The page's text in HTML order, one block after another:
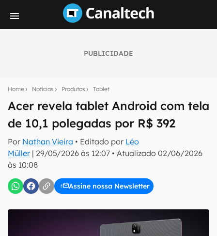
PUBLICIDADE
Home Notícias Produtos Tablet
Acer revela tablet Android com tela
de 10,1 polegadas por R$ 392
Por Nathan Vieira • Editado por Léo
Müller | 29/05/2026 às 12:07 • Atualizado 02/06/2026
às 10:08
Assine nossa Newsletter
notícias e reviews sobre tecnologia em primeira
E-mail
Confirmo que li, aceito e concordo com os